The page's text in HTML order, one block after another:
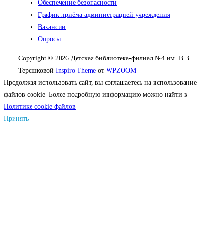
Обеспечение безопасности
График приёма администрацией учреждения
Вакансии
Опросы
Copyright © 2026 Детская библиотека-филиал №4 им. В.В.
Терешковой Inspiro Theme от WPZOOM
Продолжая использовать сайт, вы соглашаетесь на использование
файлов cookie. Более подробную информацию можно найти в
Политике cookie файлов
Принять